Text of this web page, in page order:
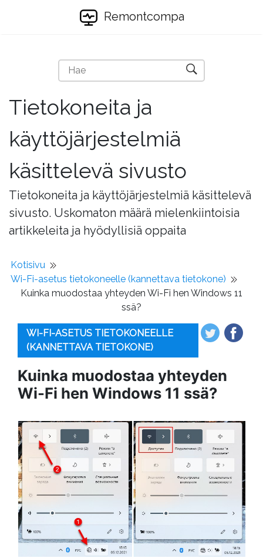
Remontcompa
Tietokoneita ja
käyttöjärjestelmiä
käsittelevä sivusto
Tietokoneita ja käyttöjärjestelmiä käsittelevä
sivusto. Uskomaton määrä mielenkiintoisia
artikkeleita ja hyödyllisiä oppaita
Kotisivu
Wi-Fi-asetus tietokoneelle (kannettava tietokone)
Kuinka muodostaa yhteyden Wi-Fi hen Windows 11
ssä?
WI-FI-ASETUS TIETOKONEELLE
(KANNETTAVA TIETOKONE)
Kuinka muodostaa yhteyden
Wi-Fi hen Windows 11 ssä?